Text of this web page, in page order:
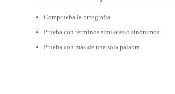
Comprueba la ortografía.
Prueba con términos similares o sinónimos.
Prueba con más de una sola palabra.